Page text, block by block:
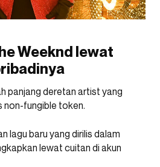
Weeknd lewat
panjang deretan artist yang
non-fungible token.
lagu baru yang dirilis dalam
lewat cuitan di akun